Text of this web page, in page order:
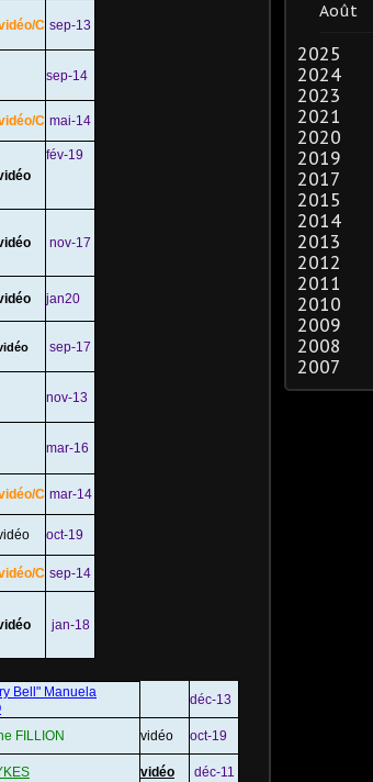
C sep-13
sep-14
C mai-14
fév-19
nov-17
jan20
sep-17
nov-13
mar-16
C mar-14
oct-19
C sep-14
jan-18
Bell" Manuela
déc-13
FILLION vidéo oct-19
vidéo déc-11
Août
2025
2024
2023
2021
2020
2019
2017
2015
2014
2013
2012
2011
2010
2009
2008
2007